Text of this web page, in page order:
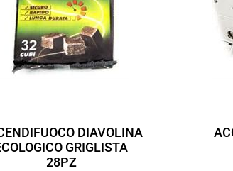
DIAVOLINA
GRIGLISTA
28PZ